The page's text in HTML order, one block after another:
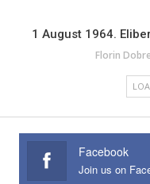
1 August 1964.
Florin
Facebook